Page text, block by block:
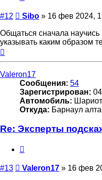
#12 Сообщение
Sibo » 16 фев 2024,
Общаться сначала
указывать каким образом
Valeron17
Сообщения: 54
Зарегистрирован:
Автомобиль:
Откуда: Барнаул
Re: Эксперты
#13 Сообщение
Valeron17 » 16 фев